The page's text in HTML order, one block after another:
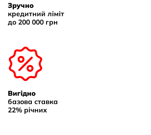
Зручно
кредитний ліміт
до 200 000 грн
Вигідно
базова ставка
22% річних